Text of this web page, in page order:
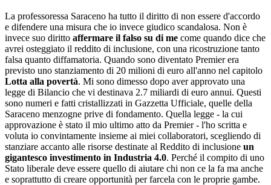
La professoressa Saraceno ha tutto il diritto di non essere d'accordo
e difendere una misura che io invece giudico scandalosa. Non è
invece suo diritto affermare il falso su di me come quando dice che
avrei osteggiato il reddito di inclusione, con una ricostruzione tanto
falsa quanto diffamatoria. Quando sono diventato Premier era
previsto uno stanziamento di 20 milioni di euro all'anno nel capitolo
Lotta alla povertà. Mi sono dimesso dopo aver approvato una
legge di Bilancio che vi destinava 2.7 miliardi di euro annui. Questi
sono numeri e fatti cristallizzati in Gazzetta Ufficiale, quelle della
Saraceno menzogne prive di fondamento. Quella legge - la cui
approvazione è stato il mio ultimo atto da Premier - l'ho scritta e
voluta io convintamente insieme ai miei collaboratori, scegliendo di
stanziare accanto alle risorse destinate al Reddito di inclusione un
gigantesco investimento in Industria 4.0. Perché il compito di uno
Stato liberale deve essere quello di aiutare chi non ce la fa ma anche
e soprattutto di creare opportunità per farcela con le proprie gambe.